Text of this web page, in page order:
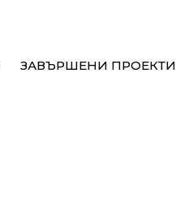
ЗАВЪРШЕНИ ПРОЕКТИ